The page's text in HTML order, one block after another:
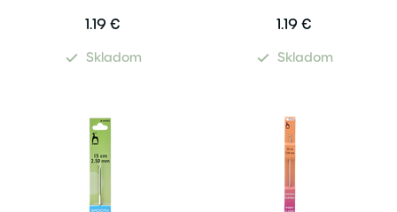
1.19 €
Skladom
1.19 €
Skladom